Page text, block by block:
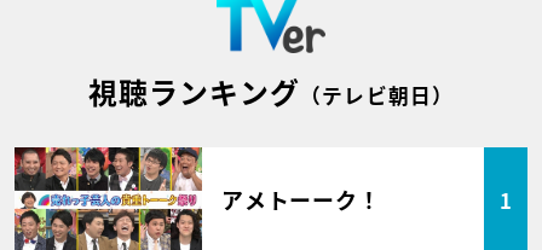
視聴ランキング （テレビ朝日）
アメトーーク！ 1